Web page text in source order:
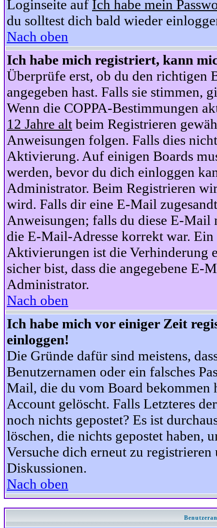
Loginseite auf Ich habe mein
du solltest dich bald wieder
Nach oben
Ich habe mich registriert, kann
Überprüfe erst, ob du den richtigen
angegeben hast. Falls sie stimmen,
Wenn die COPPA-Bestimmungen
12 Jahre alt beim Registrieren
Anweisungen folgen. Falls dies
Aktivierung. Auf einigen Boards
werden, bevor du dich einloggen
Administrator. Beim Registrieren
wird. Falls dir eine E-Mail
Anweisungen; falls du diese E-Mail
die E-Mail-Adresse korrekt war.
Aktivierungen ist die Verhinderung
sicher bist, dass die angegebene
Administrator.
Nach oben
Ich habe mich vor einiger Zeit
einloggen!
Die Gründe dafür sind meistens,
Benutzernamen oder ein falsches
Mail, die du vom Board bekommen
Account gelöscht. Falls Letzteres
noch nichts gepostet? Es ist
löschen, die nichts gepostet haben,
Versuche dich erneut zu
Diskussionen.
Nach oben